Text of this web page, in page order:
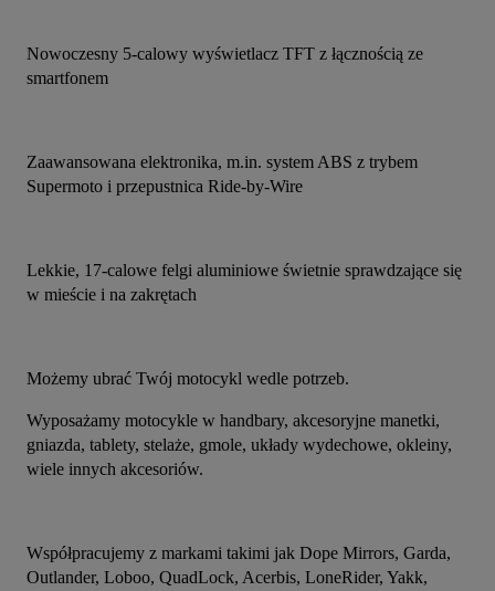
Nowoczesny 5-calowy wyświetlacz TFT z łącznością ze
smartfonem
Zaawansowana elektronika, m.in. system ABS z trybem
Supermoto i przepustnica Ride-by-Wire
Lekkie, 17-calowe felgi aluminiowe świetnie sprawdzające się
w mieście i na zakrętach
Możemy ubrać Twój motocykl wedle potrzeb.
Wyposażamy motocykle w handbary, akcesoryjne manetki,
gniazda, tablety, stelaże, gmole, układy wydechowe, okleiny,
wiele innych akcesoriów.
Współpracujemy z markami takimi jak Dope Mirrors, Garda,
Outlander, Loboo, QuadLock, Acerbis, LoneRider, Yakk,